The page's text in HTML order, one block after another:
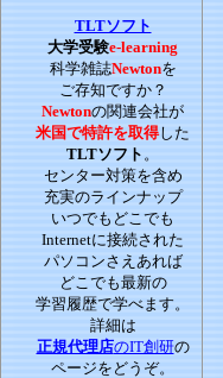
TLTソフト
大学受験e-learning
科学雑誌Newtonを
ご存知ですか？
Newtonの関連会社が
米国で特許を取得した
TLTソフト 。
センター対策を含め
充実のラインナップ
いつでもどこでも
Internetに接続された
パソコンさえあれば
どこでも最新の
学習履歴で学べます。
詳細は
正規代理店のIT創研の
ページをどうぞ。